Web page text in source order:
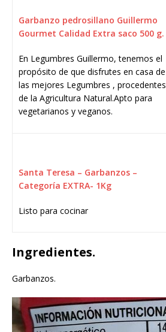
Garbanzo pedrosillano Guillermo
Gourmet Calidad Extra saco 500 g.
En Legumbres Guillermo, tenemos el
propósito de que disfrutes en casa de
las mejores Legumbres , procedentes
de la Agricultura Natural.Apto para
vegetarianos y veganos.
Santa Teresa – Garbanzos –
Categoría EXTRA- 1Kg
Listo para cocinar
Ingredientes.
Garbanzos.